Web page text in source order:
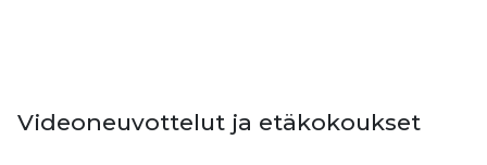
Videoneuvottelut ja etäkokoukset